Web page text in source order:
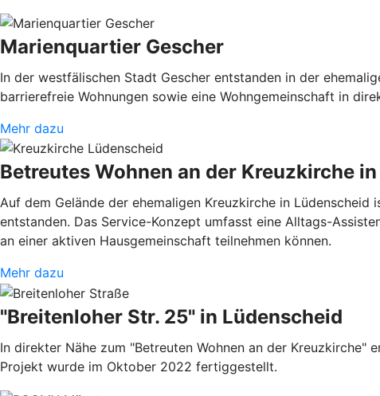
Marienquartier Gescher
In der westfälischen Stadt Gescher entstanden in der
barrierefreie Wohnungen sowie eine Wohngemeinschaft in
Mehr dazu
Betreutes Wohnen an der Kreuzkirche
Auf dem Gelände der ehemaligen Kreuzkirche in
entstanden. Das Service-Konzept umfasst eine Alltags-
an einer aktiven Haus­gemeinschaft teilnehmen können.
Mehr dazu
"Breitenloher Str. 25" in Lüdenscheid
In direkter Nähe zum "Betreuten Wohnen an der Kreuzkirche"
Projekt wurde im Oktober 2022 fertiggestellt.